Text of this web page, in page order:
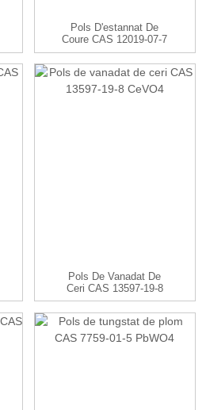
Pols D'estannat De
Coure CAS 12019-07-7
CuSnO3
Pols De Vanadat De
Ceri CAS 13597-19-8
CeVO4